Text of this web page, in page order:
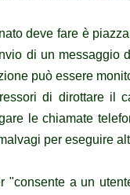
deve fare è
di un messaggio
può essere
di dirottare il
le chiamate
per eseguire
"consente a un